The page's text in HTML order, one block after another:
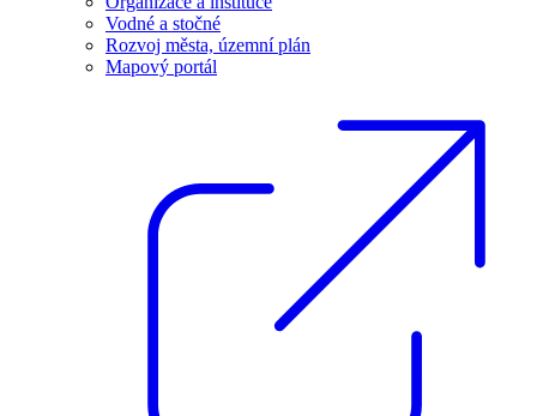
Vodné a stočné
Rozvoj města, územní plán
Mapový portál